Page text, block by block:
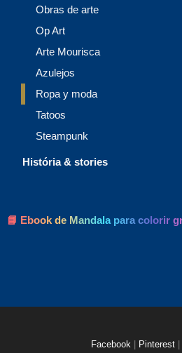
Obras de arte
Op Art
Arte Mourisca
Azulejos
Ropa y moda
Tatoos
Steampunk
História & stories
📘 Ebook de Mandala para colorir
Facebook Pinterest